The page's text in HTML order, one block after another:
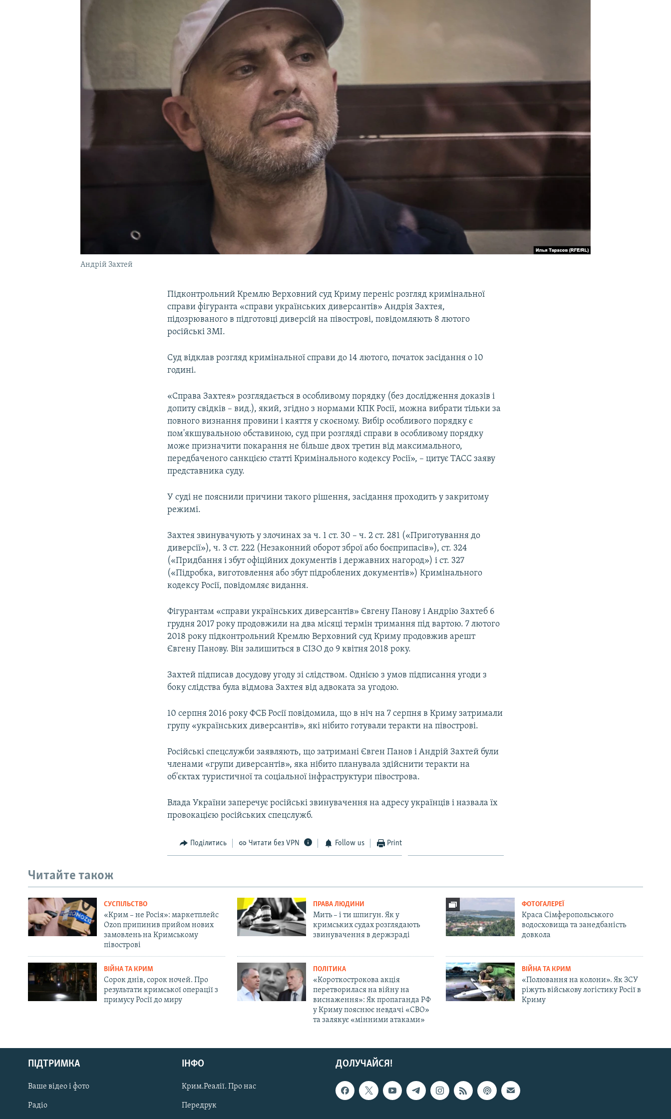
Русский
Qırımtatar
ДОЛУЧАЙСЯ!
Андрій Захтей
Підконтрольний Кремлю Верховний суд Криму переніс розгляд кримінальної
справи фігуранта «справи українських диверсантів» Андрія Захтея,
підозрюваного в підготовці диверсій на півострові, повідомляють 8 лютого
російські ЗМІ.
Суд відклав розгляд кримінальної справи до 14 лютого, початок засідання о 10
годині.
«Справа Захтея» розглядається в особливому порядку (без дослідження доказів і
допиту свідків – вид.), який, згідно з нормами КПК Росії, можна вибрати тільки за
повного визнання провини і каяття у скоєному. Вибір особливого порядку є
пом'якшувальною обставиною, суд при розгляді справи в особливому порядку
може призначити покарання не більше двох третин від максимального,
передбаченого санкцією статті Кримінального кодексу Росії», – цитує ТАСС заяву
представника суду.
У суді не пояснили причини такого рішення, засідання проходить у закритому
режимі.
Захтея звинувачують у злочинах за ч. 1 ст. 30 – ч. 2 ст. 281 («Приготування до
диверсії»), ч. 3 ст. 222 (Незаконний оборот зброї або боєприпасів»), ст. 324
(«Придбання і збут офіційних документів і державних нагород») і ст. 327
(«Підробка, виготовлення або збут підроблених документів») Кримінального
кодексу Росії, повідомляє видання.
Фігурантам «справи українських диверсантів» Євгену Панову і Андрію Захтеб 6
грудня 2017 року продовжили на два місяці термін тримання під вартою. 7 лютого
2018 року підконтрольний Кремлю Верховний суд Криму продовжив арешт
Євгену Панову. Він залишиться в СІЗО до 9 квітня 2018 року.
Захтей підписав досудову угоду зі слідством. Однією з умов підписання угоди з
боку слідства була відмова Захтея від адвоката за угодою.
10 серпня 2016 року ФСБ Росії повідомила, що в ніч на 7 серпня в Криму затримали
групу «українських диверсантів», які нібито готували теракти на півострові.
Російські спецслужби заявляють, що затримані Євген Панов і Андрій Захтей були
членами «групи диверсантів», яка нібито планувала здійснити теракти на
об'єктах туристичної та соціальної інфраструктури півострова.
Влада України заперечує російські звинувачення на адресу українців і назвала їх
провокацією російських спецслужб.
Поділитись Читати без VPN Follow us Print
Читайте також
СУСПІЛЬСТВО
«Крим – не Росія»: маркетплейс
Ozon припинив прийом нових
замовлень на Кримському
півострові
ПРАВА ЛЮДИНИ
Мить – і ти шпигун. Як у
кримських судах розглядають
звинувачення в держзраді
ФОТОГАЛЕРЕЇ
Краса Сімферопольського
водосховища та занедбаність
довкола
ВІЙНА ТА КРИМ
Сорок днів, сорок ночей. Про
результати кримської операції з
примусу Росії до миру
ПОЛІТИКА
«Короткострокова акція
перетворилася на війну на
виснаження»: Як пропаганда РФ
у Криму пояснює невдачі «СВО»
та залякує «мінними атаками»
ВІЙНА ТА КРИМ
«Полювання на колони». Як ЗСУ
ріжуть військову логістику Росії в
Криму
ДОЛУЧАЙСЯ!
ПІДТРИМКА
Ваше відео і фото
Радіо
ІНФО
Крим.Реалії. Про нас
Передрук